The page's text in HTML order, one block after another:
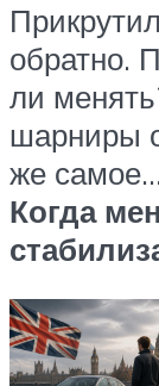
обратно.
ли
шарниры
же самое…
Когда